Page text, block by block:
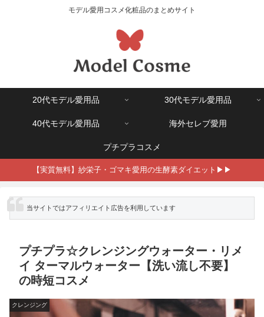
モデル愛用コスメ化粧品のまとめサイト
20代モデル愛用品 30代モデル愛用品
40代モデル愛用品 海外セレブ愛用
プチプラコスメ
【実質無料】紗栄子・ゴマキ愛用の生酵素ダイエット▶▶
※ 当サイトではアフィリエイト広告を利用しています
プチプラ☆クレンジングウォーター・リメ
イ ターマルウォーター【洗い流し不要】
の時短コスメ
クレンジング